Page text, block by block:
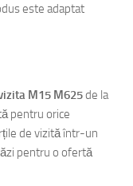
este adaptat
M15 M625de la
pentru orice
de vizită într-un
pentru o ofertă